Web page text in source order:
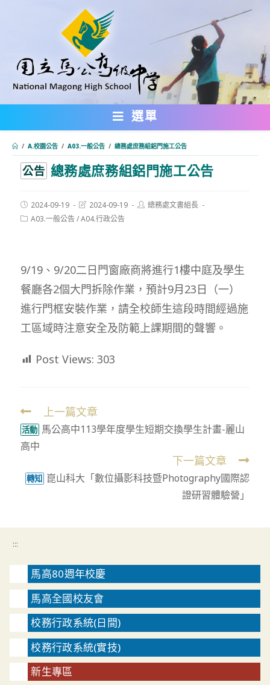
內
選單
/ A.校園公告 / A03.一般公告 / 總務處庶務組鋁門施工公告
公告 總務處庶務組鋁門施工公告
Post
published:
2024-09-19
Post
modified:
2024-09-19
Post總務處文書組長
PostA03.一般公告/A04.行政公告
9/19、9/20二日門窗廠商將進行1樓中庭及學生
餐廳各2個大門拆除作業，預計9月23日（一）
進行門框安裝作業，請全校師生這段時間經過施
工區域時注意安全及防範上課期間的聲響。
Post Views: 303
Read
more
articles
上一篇文章
活動 馬公高中113學年度學生短期交換學生計畫-麗山
高中
下一篇文章
轉知 崑山科大「數位攝影科技暨Photography國際認
證研習體驗營」
:::
馬高80週年校慶
馬高全國校友會
校務行政系統(日間)
校務行政系統(實技)
新生專區